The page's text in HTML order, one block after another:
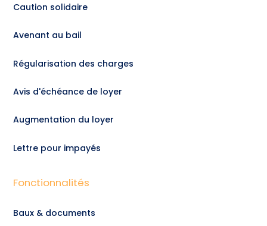
Caution solidaire
Avenant au bail
Régularisation des charges
Avis d'échéance de loyer
Augmentation du loyer
Lettre pour impayés
Fonctionnalités
Baux & documents